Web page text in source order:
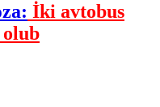
İki avtobus
olub